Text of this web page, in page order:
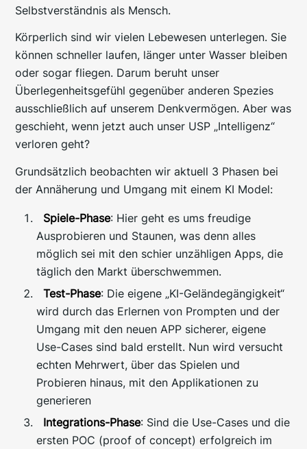
Selbstverständnis als Mensch.
Körperlich sind wir vielen Lebewesen unterlegen. Sie
können schneller laufen, länger unter Wasser bleiben
oder sogar fliegen. Darum beruht unser
Überlegenheitsgefühl gegenüber anderen Spezies
ausschließlich auf unserem Denkvermögen. Aber was
geschieht, wenn jetzt auch unser USP „Intelligenz“
verloren geht?
Grundsätzlich beobachten wir aktuell 3 Phasen bei
der Annäherung und Umgang mit einem KI Model:
Spiele-Phase: Hier geht es ums freudige
Ausprobieren und Staunen, was denn alles
möglich sei mit den schier unzähligen Apps, die
täglich den Markt überschwemmen.
Test-Phase: Die eigene „KI-Geländegängigkeit“
wird durch das Erlernen von Prompten und der
Umgang mit den neuen APP sicherer, eigene
Use-Cases sind bald erstellt. Nun wird versucht
echten Mehrwert, über das Spielen und
Probieren hinaus, mit den Applikationen zu
generieren
Integrations-Phase: Sind die Use-Cases und die
ersten POC (proof of concept) erfolgreich im